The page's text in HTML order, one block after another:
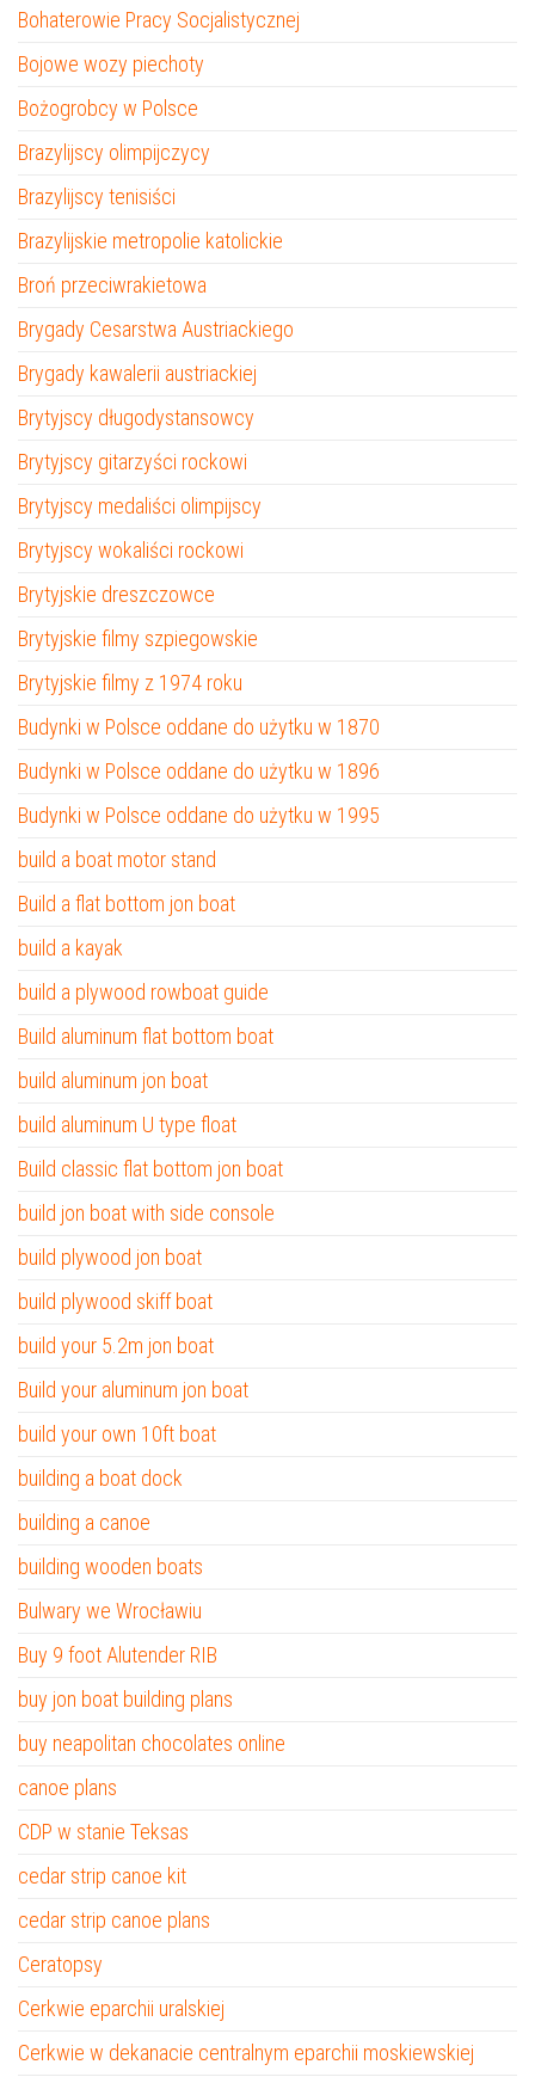
Bohaterowie Pracy Socjalistycznej
Bojowe wozy piechoty
Bożogrobcy w Polsce
Brazylijscy olimpijczycy
Brazylijscy tenisiści
Brazylijskie metropolie katolickie
Broń przeciwrakietowa
Brygady Cesarstwa Austriackiego
Brygady kawalerii austriackiej
Brytyjscy długodystansowcy
Brytyjscy gitarzyści rockowi
Brytyjscy medaliści olimpijscy
Brytyjscy wokaliści rockowi
Brytyjskie dreszczowce
Brytyjskie filmy szpiegowskie
Brytyjskie filmy z 1974 roku
Budynki w Polsce oddane do użytku w 1870
Budynki w Polsce oddane do użytku w 1896
Budynki w Polsce oddane do użytku w 1995
build a boat motor stand
Build a flat bottom jon boat
build a kayak
build a plywood rowboat guide
Build aluminum flat bottom boat
build aluminum jon boat
build aluminum U type float
Build classic flat bottom jon boat
build jon boat with side console
build plywood jon boat
build plywood skiff boat
build your 5.2m jon boat
Build your aluminum jon boat
build your own 10ft boat
building a boat dock
building a canoe
building wooden boats
Bulwary we Wrocławiu
Buy 9 foot Alutender RIB
buy jon boat building plans
buy neapolitan chocolates online
canoe plans
CDP w stanie Teksas
cedar strip canoe kit
cedar strip canoe plans
Ceratopsy
Cerkwie eparchii uralskiej
Cerkwie w dekanacie centralnym eparchii moskiewskiej